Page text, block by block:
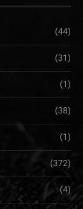
(44)
(31)
(1)
(38)
(1)
(372)
(4)